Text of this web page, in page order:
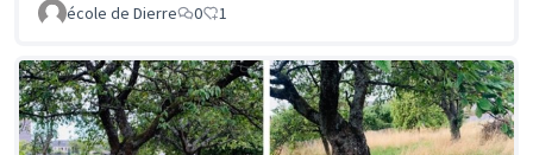
école de Dierre
0 1